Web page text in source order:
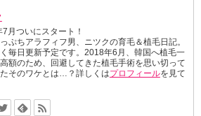
月ついにスタート！
ぷちアラフィフ男、ニツクの育毛＆植毛日記。
毎日更新予定です。2018年6月、韓国へ植毛一
額のため、回避してきた植毛手術を思い切って
そのワケとは…？詳しくはプロフィールを見て